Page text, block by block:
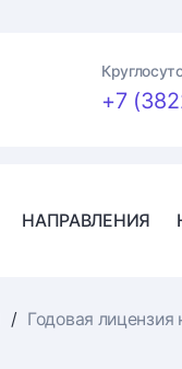
+7
НАПРАВЛЕНИЯ
Годовая